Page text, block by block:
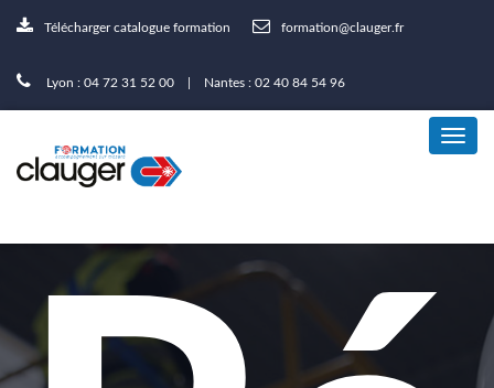
Télécharger catalogue formation formation@clauger.fr
Lyon : 04 72 31 52 00 | Nantes : 02 40 84 54 96